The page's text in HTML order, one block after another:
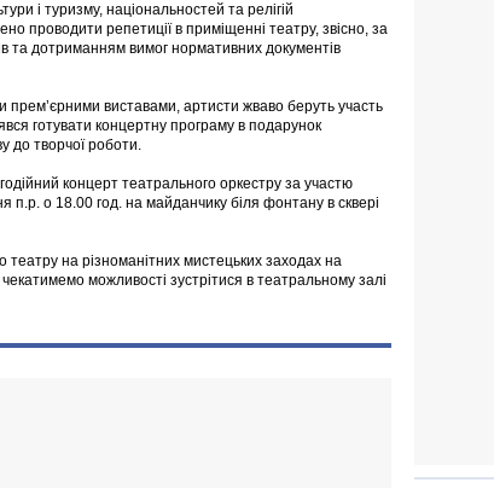
і туризму, національностей та релігій
проводити репетиції в приміщенні театру, звісно, за
та дотриманням вимог нормативних документів
виставами, артисти жваво беруть участь
готувати концертну програму в подарунок
до творчої роботи.
концерт театрального оркестру за участю
п.р. о 18.00 год. на майданчику біля фонтану в сквері
на різноманітних мистецьких заходах на
можливості зустрітися в театральному залі